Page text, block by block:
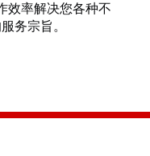
效率解决您各种不
务宗旨。